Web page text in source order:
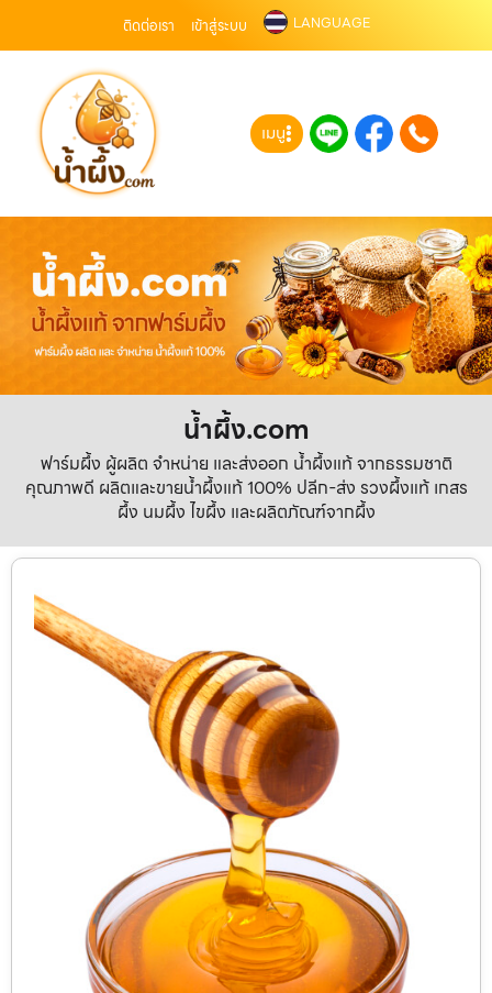
ติดต่อเรา เข้าสู่ระบบ LANGUAGE
เมนู
น้ำผึ้ง.com
ฟาร์มผึ้ง ผู้ผลิต จำหน่าย และส่งออก น้ำผึ้งแท้ จากธรรมชาติ
คุณภาพดี ผลิตและขายน้ำผึ้งแท้ 100% ปลีก-ส่ง รวงผึ้งแท้ เกสร
ผึ้ง นมผึ้ง ไขผึ้ง และผลิตภัณฑ์จากผึ้ง